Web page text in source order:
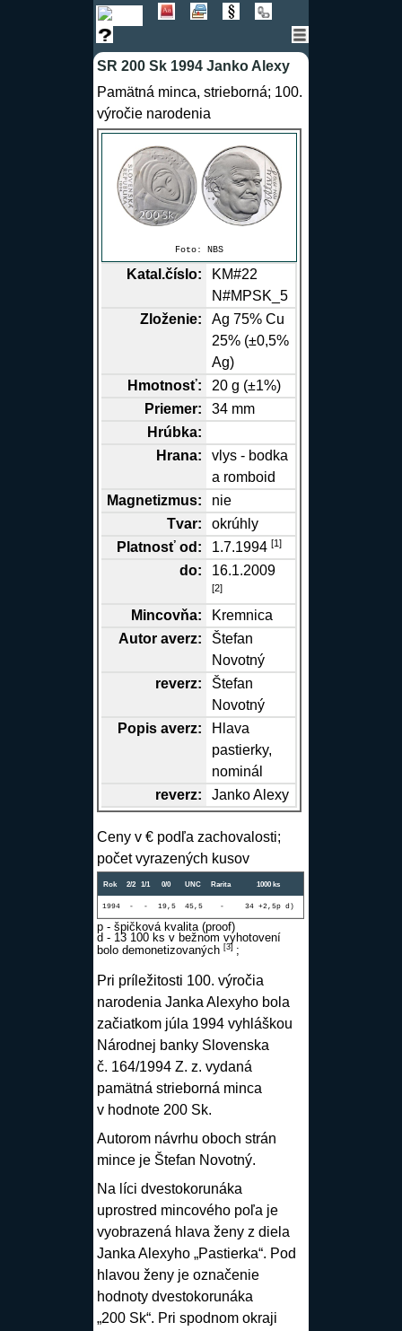
SR 200 Sk 1994 Janko Alexy
Pamätná minca, strieborná; 100.
výročie narodenia
Foto: NBS
Katal.číslo:
KM#22
N#MPSK_5
Zloženie:
Ag 75%Cu
25% (±0,5%
Ag)
Hmotnosť:
20 g (±1%)
Priemer:
34 mm
Hrúbka:
Hrana:
vlys - bodka
a romboid
Magnetizmus:
nie
Tvar:
okrúhly
Platnosť od:
1.7.1994[1]
do: 16.1.2009
[2]
Mincovňa:
Kremnica
Autor averz:
Štefan
Novotný
reverz:
Štefan
Novotný
Popis averz:
Hlava
pastierky,
nominál
reverz: Janko Alexy
Ceny v € podľa zachovalosti;
počet vyrazených kusov
Rok 2/2 1/1 0/0 UNC Rarita 1000 ks
1994 - - 19,5 45,5 - 34 +2,5p d)
p - špičková kvalita (proof)
d - 13 100 ks v bežnom vyhotovení
bolo demonetizovaných [3] ;
Pri príležitosti 100. výročia
narodenia Janka Alexyho bola
začiatkom júla 1994 vyhláškou
Národnej banky Slovenska
č. 164/1994 Z. z. vydaná
pamätná strieborná minca
v hodnote 200 Sk.
Autorom návrhu oboch strán
mince je Štefan Novotný.
Na líci dvestokorunáka
uprostred mincového poľa je
vyobrazená hlava ženy z diela
Janka Alexyho „Pastierka“. Pod
hlavou ženy je označenie
hodnoty dvestokorunáka
„200 Sk“. Pri spodnom okraji